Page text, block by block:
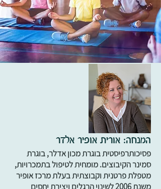
המנחה: אורית אופיר אלדר
פסיכותרפיסטית בוגרת מכון אדלר, בוגרת
סמינר הקיבוצים. מומחית לטיפול בתמכרויות,
מטפלת פרטנית וקבוצתית בעלת מרכז אופיר
משנת 2006 לשינוי הרגלים ויצירת יחסים